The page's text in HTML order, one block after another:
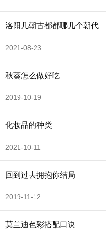
洛阳几朝古都都哪几个朝代
2021-08-23
秋葵怎么做好吃
2019-10-19
化妆品的种类
2021-10-11
回到过去拥抱你结局
2019-11-12
莫兰迪色彩搭配口诀